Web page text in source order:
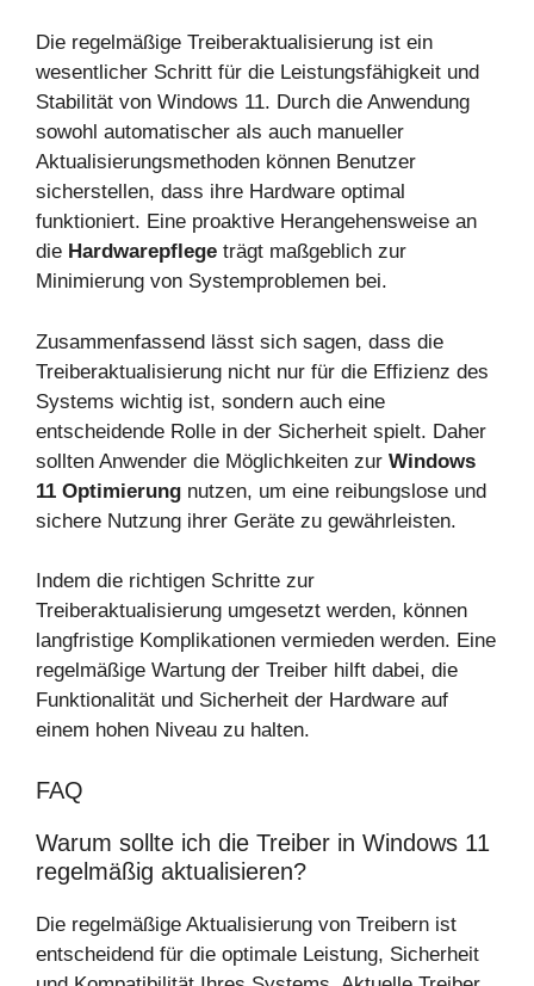
Die regelmäßige Treiberaktualisierung ist ein
wesentlicher Schritt für die Leistungsfähigkeit und
Stabilität von Windows 11. Durch die Anwendung
sowohl automatischer als auch manueller
Aktualisierungsmethoden können Benutzer
sicherstellen, dass ihre Hardware optimal
funktioniert. Eine proaktive Herangehensweise an
die Hardwarepflege trägt maßgeblich zur
Minimierung von Systemproblemen bei.
Zusammenfassend lässt sich sagen, dass die
Treiberaktualisierung nicht nur für die Effizienz des
Systems wichtig ist, sondern auch eine
entscheidende Rolle in der Sicherheit spielt. Daher
sollten Anwender die Möglichkeiten zur Windows
11 Optimierung nutzen, um eine reibungslose und
sichere Nutzung ihrer Geräte zu gewährleisten.
Indem die richtigen Schritte zur
Treiberaktualisierung umgesetzt werden, können
langfristige Komplikationen vermieden werden. Eine
regelmäßige Wartung der Treiber hilft dabei, die
Funktionalität und Sicherheit der Hardware auf
einem hohen Niveau zu halten.
FAQ
Warum sollte ich die Treiber in Windows 11
regelmäßig aktualisieren?
Die regelmäßige Aktualisierung von Treibern ist
entscheidend für die optimale Leistung, Sicherheit